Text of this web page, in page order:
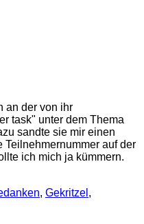
an der von ihr
task" unter dem Thema
sandte sie mir einen
Teilnehmernummer auf der
ich mich ja kümmern.
, Gekritzel ,